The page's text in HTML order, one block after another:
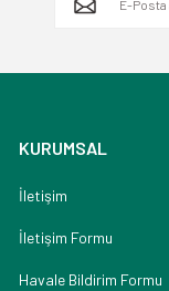
KURUMSAL
İletişim
İletişim Formu
Havale Bildirim Formu